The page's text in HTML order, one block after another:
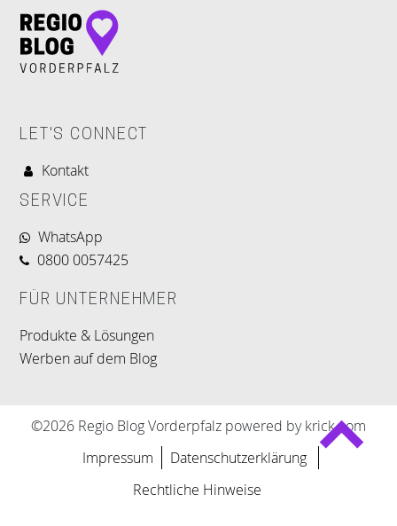
LET'S CONNECT
Kontakt
SERVICE
WhatsApp
0800 0057425
FÜR UNTERNEHMER
Produkte & Lösungen
Werben auf dem Blog
©2026 Regio Blog Vorderpfalz powered by krick.com
Impressum
Datenschutzerklärung
Rechtliche Hinweise